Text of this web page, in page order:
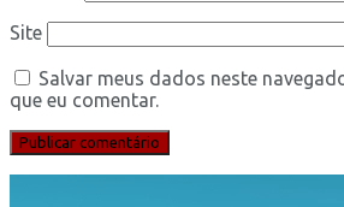
Site
Salvar meus dados neste
que eu comentar.